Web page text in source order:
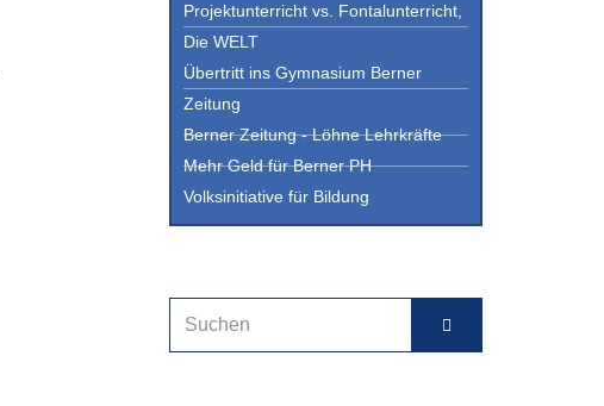
Projektunterricht vs. Fontalunterricht,
Die WELT
Übertritt ins Gymnasium Berner
Zeitung
Berner Zeitung - Löhne Lehrkräfte
Mehr Geld für Berner PH
Volksinitiative für Bildung